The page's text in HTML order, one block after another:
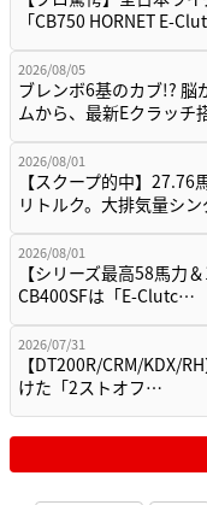
「CB750 HORNET E-
2026/08/05
ブレンボ6基のカブ!? 脳
ムから、最新Eクラッチ
2026/08/01
【スクープ的中】
リトルク。大排気量シ
2026/08/01
【シリーズ最高58馬力
CB400SFは「E-Clutc…
2026/07/31
【DT200R/CRM/KDX/
けた「2ストオフ…